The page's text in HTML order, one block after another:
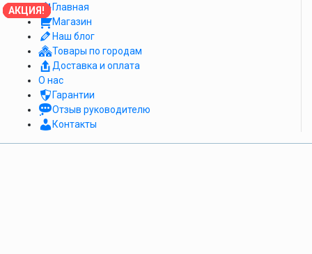
Главная
Магазин
Наш блог
Товары по городам
Доставка и оплата
О нас
Гарантии
Отзыв руководителю
Контакты
АКЦИЯ!
АКЦИЯ!
АКЦИЯ!
АКЦИЯ!
АКЦИЯ!
АКЦИЯ!
АКЦИЯ!
АКЦИЯ!
АКЦИЯ!